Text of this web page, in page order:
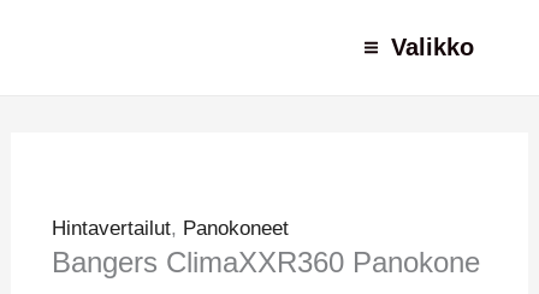
Valikko
Hintavertailut, Panokoneet
Bangers ClimaXXR360 Panokone